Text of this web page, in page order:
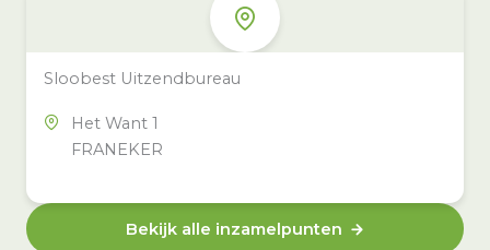
Sloobest Uitzendbureau
Het Want 1
FRANEKER
Bekijk alle inzamelpunten